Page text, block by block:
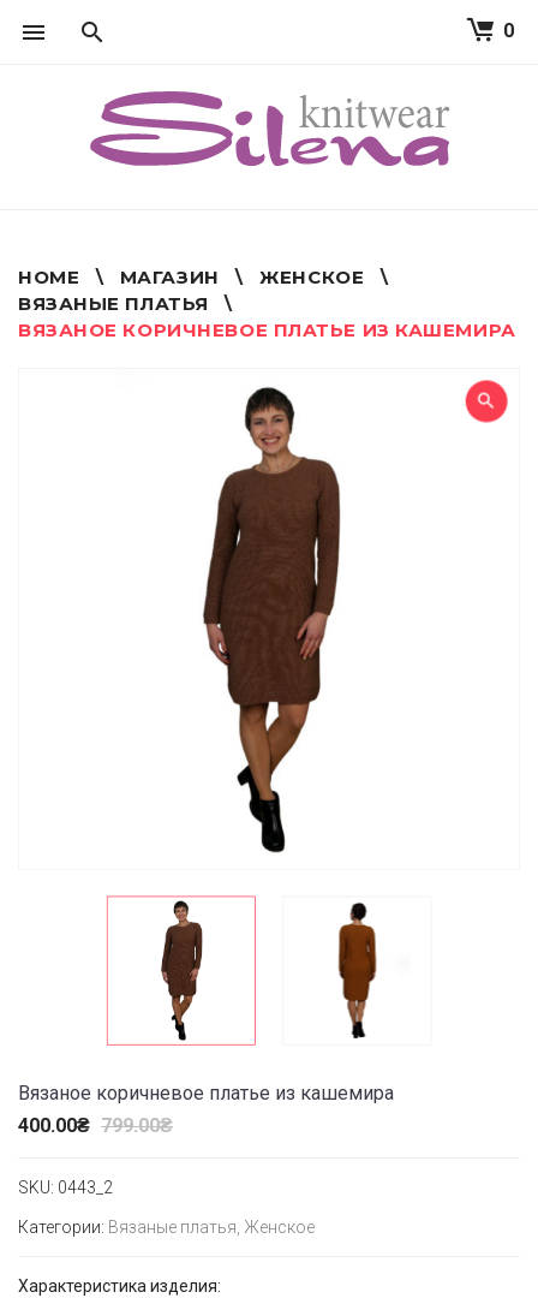
0
HOME \ МАГАЗИН \ ЖЕНСКОЕ
\
ВЯЗАНЫЕ ПЛАТЬЯ
\
ВЯЗАНОЕ КОРИЧНЕВОЕ ПЛАТЬЕ ИЗ КАШЕМИРА
Вязаное коричневое платье из кашемира
400.00₴ 799.00₴
SKU: 0443_2
Категории: Вязаные платья, Женское
Характеристика изделия: